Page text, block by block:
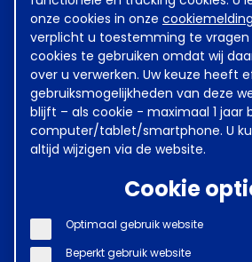
onze cookies in onze cookiemelding
verplicht u toestemming te
cookies te gebruiken omdat wij
over u verwerken. Uw keuze heeft
gebruiksmogelijkheden van deze
blijft – als cookie - maximaal 1 jaar
computer/tablet/smartphone. U
altijd wijzigen via de website.
Cookie
Optimaal gebruik website
Beperkt gebruik website
Kinderovang
Grondstoffen
Omgeving (GEO)
Heineken ABN
Waterschappen
Metaal en Techniek
Verzekeraars